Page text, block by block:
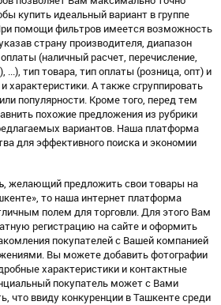
купить идеальный вариант в группе
помощи фильтров имеется возможность
страну производителя, диапазон
(наличный расчет, перечисление,
...), тип товара, тип оплаты (розница, опт) и
характеристики. А также сгруппировать
популярности. Кроме того, перед тем
похожие предложения из рубрики
вариантов. Наша платформа
для эффективного поиска и экономии
, желающий предложить свои товары на
то наша интернет платформа
полем для торговли. Для этого Вам
регистрацию на сайте и оформить
покупателей с Вашей компанией
Вы можете добавить фотографии
характеристики и контактные
покупатель может с Вами
что ввиду конкуренции в Ташкенте среди